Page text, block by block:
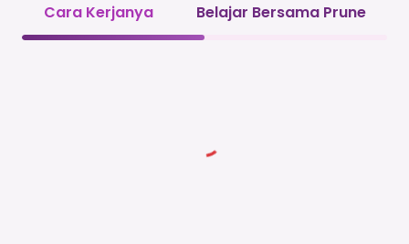
Cara Kerjanya Belajar Bersama Prune